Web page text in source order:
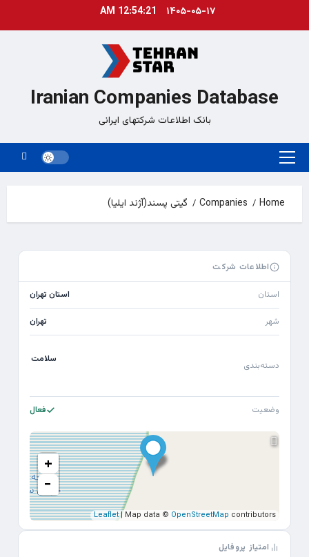
۱۴۰۵-۰۵-۱۷ 12:54:21 AM
Iranian Companies Database
بانک اطلاعات شرکتهای ایرانی
Primary
Home
Companies گیتی پسند(آژند ایلیا)
اطلاعات شرکت
استان استان تهران
شهر تهران
دسته‌بندی
سلامت
وضعیت فعال
+
−
Leaflet| Map data © OpenStreetMap contributors
امتیاز پروفایل